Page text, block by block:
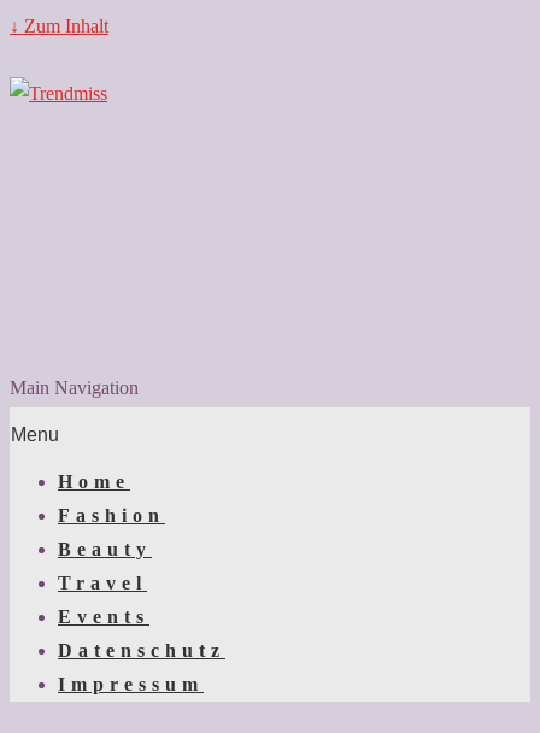
↓ Zum Inhalt
Main Navigation
Menu
Home
Fashion
Beauty
Travel
Events
Datenschutz
Impressum